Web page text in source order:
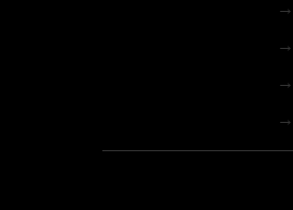
→
→
→
→